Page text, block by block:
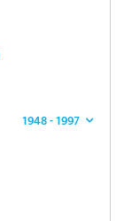
1948 - 1997